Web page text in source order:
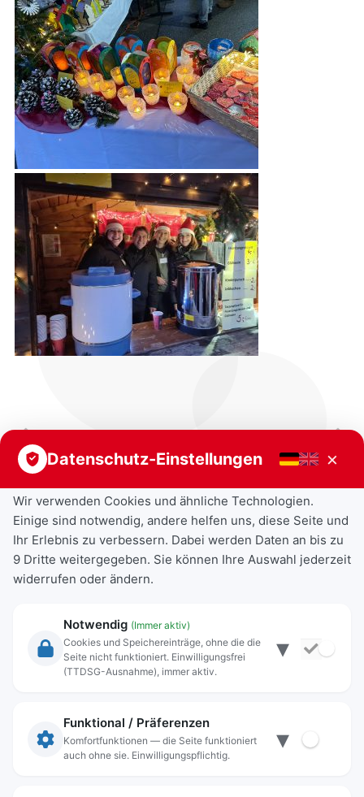
Rechtliche Angaben
Datenschutz
Anschrift
Datenschutz-Einstellungen ×
Wir verwenden Cookies und ähnliche Technologien.
Einige sind notwendig, andere helfen uns, diese Seite und
Ihr Erlebnis zu verbessern. Dabei werden Daten an bis zu
9 Dritte weitergegeben. Sie können Ihre Auswahl jederzeit
widerrufen oder ändern.
Notwendig (Immer aktiv)
Cookies und Speichereinträge, ohne die die
Seite nicht funktioniert. Einwilligungsfrei
(TTDSG-Ausnahme), immer aktiv.
▾
Funktional / Präferenzen
Komfortfunktionen — die Seite funktioniert
auch ohne sie. Einwilligungspflichtig.
▾